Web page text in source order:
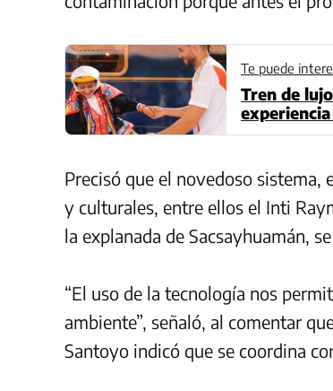
Te puede
Tren de
Precisó que el novedoso sistema,
y culturales, entre ellos el Inti
la explanada de Sacsayhuamán,
“El uso de la tecnología nos
ambiente”, señaló, al comentar
Santoyo indicó que se coordina